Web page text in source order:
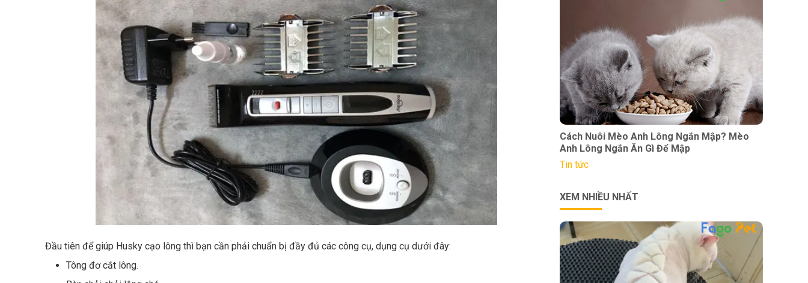
Đầu tiên để giúp Husky cạo lông thì bạn cần phải chuẩn bị đầy đủ các công cụ, dụng cụ dưới đây:
Tông đơ cắt lông.
Cách Nuôi Mèo Anh Lông Ngắn Mập? Mèo
Anh Lông Ngắn Ăn Gì Để Mập
Tin tức
XEM NHIỀU NHẤT